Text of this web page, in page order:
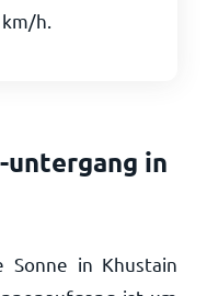
km/h
untergang in
in Khustain